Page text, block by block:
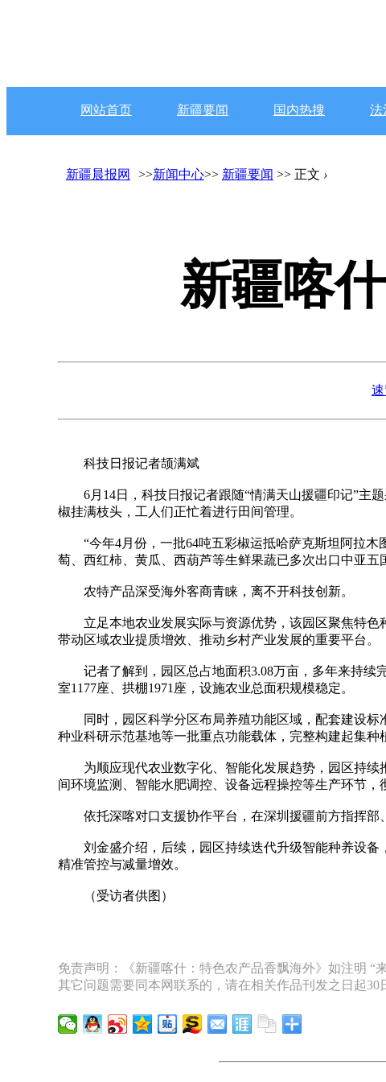
网站首页 新疆要闻 国内热搜 法
新疆晨报网 >>新闻中心>> 新疆要闻 >> 正文 ›
新疆喀
科技日报记者颉满斌
6月14日，科技日报记者跟随“情满天山援疆印记”主题
椒挂满枝头，工人们正忙着进行田间管理。
“今年4月份，一批64吨五彩椒运抵哈萨克斯坦阿拉木
萄、西红柿、黄瓜、西葫芦等生鲜果蔬已多次出口中亚五
农特产品深受海外客商青睐，离不开科技创新。
立足本地农业发展实际与资源优势，该园区聚焦特色
带动区域农业提质增效、推动乡村产业发展的重要平台。
记者了解到，园区总占地面积3.08万亩，多年来持续
室1177座、拱棚1971座，设施农业总面积规模稳定。
同时，园区科学分区布局养殖功能区域，配套建设标
种业科研示范基地等一批重点功能载体，完整构建起集
为顺应现代农业数字化、智能化发展趋势，园区持续
间环境监测、智能水肥调控、设备远程操控等生产环节
依托深喀对口支援协作平台，在深圳援疆前方指挥部
刘金盛介绍，后续，园区持续迭代升级智能种养设备
精准管控与减量增效。
（受访者供图）
免责声明：《新疆喀什：特色农产品香飘海外》如注明
其它问题需要同本网联系的，请在相关作品刊发之日起30